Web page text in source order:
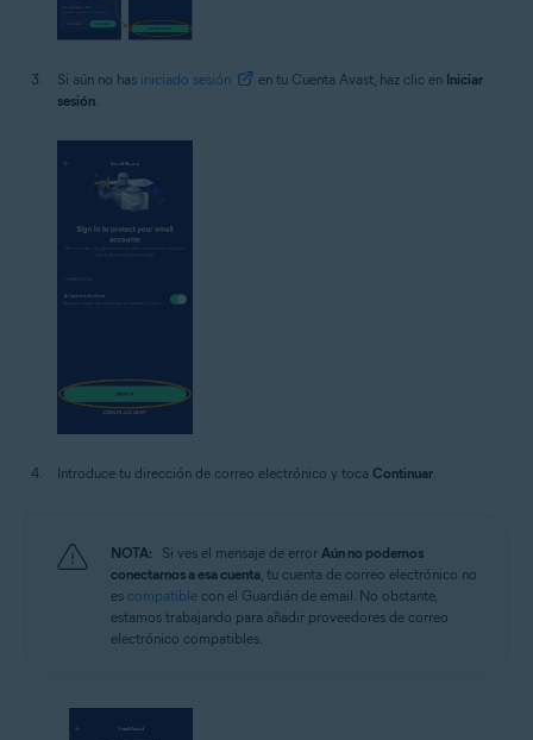
Si aún no has iniciado sesión en tu Cuenta Avast, haz clic en Iniciar
sesión.
Introduce tu dirección de correo electrónico y toca Continuar.
NOTA: Si ves el mensaje de error Aún no podemos
conectarnos a esa cuenta, tu cuenta de correo electrónico no
es compatible con el Guardián de email. No obstante,
estamos trabajando para añadir proveedores de correo
electrónico compatibles.